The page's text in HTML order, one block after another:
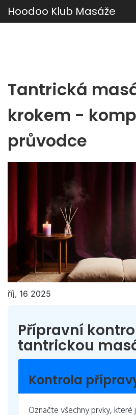
Hoodoo Klub Masáže
Tantrická
krokem -
průvodce
říj, 16 2025
Přípravní
tantrickou
Kontrola
Označte všechny prvky, které